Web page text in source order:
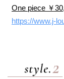
One piece ￥
https://www.j-